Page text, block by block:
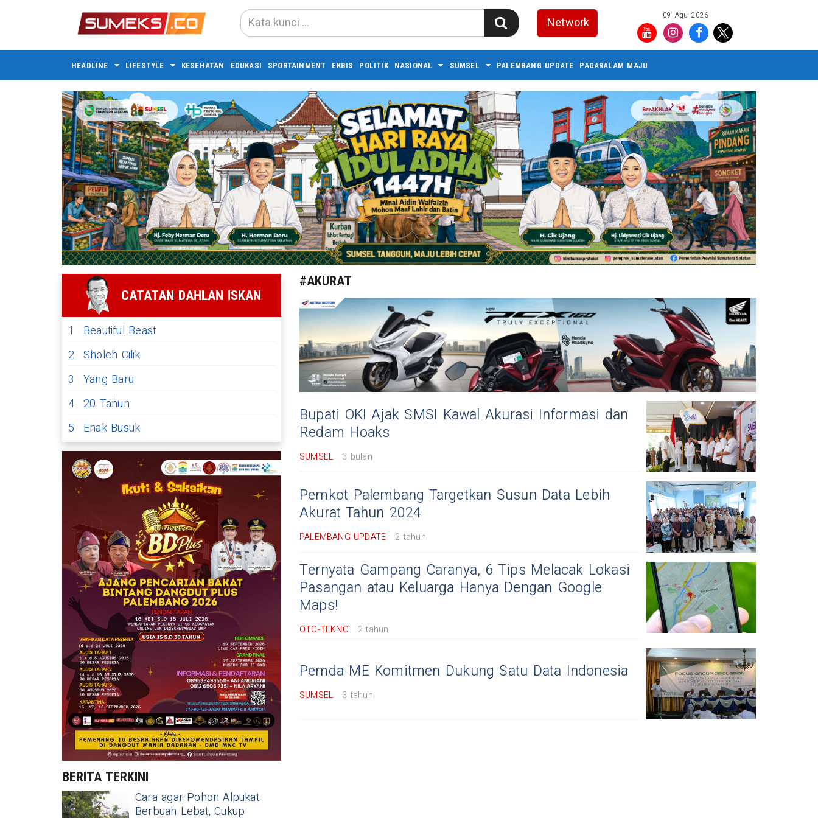
Network 09 Agu 2026
HEADLINE LIFESTYLE KESEHATAN EDUKASI SPORTAINMENT EKBIS POLITIK NASIONAL SUMSEL PALEMBANG UPDATE PAGARALAM MAJU
CATATAN DAHLAN ISKAN
1
Beautiful Beast
2 Sholeh Cilik
3
Yang Baru
4 20 Tahun
5
Enak Busuk
BERITA TERKINI
Cara agar Pohon Alpukat
Berbuah Lebat, Cukup
#AKURAT
Bupati OKI Ajak SMSI Kawal Akurasi Informasi dan
Redam Hoaks
SUMSEL 3 bulan
Pemkot Palembang Targetkan Susun Data Lebih
Akurat Tahun 2024
PALEMBANG UPDATE 2 tahun
Ternyata Gampang Caranya, 6 Tips Melacak Lokasi
Pasangan atau Keluarga Hanya Dengan Google
Maps!
OTO-TEKNO 2 tahun
Pemda ME Komitmen Dukung Satu Data Indonesia
SUMSEL 3 tahun